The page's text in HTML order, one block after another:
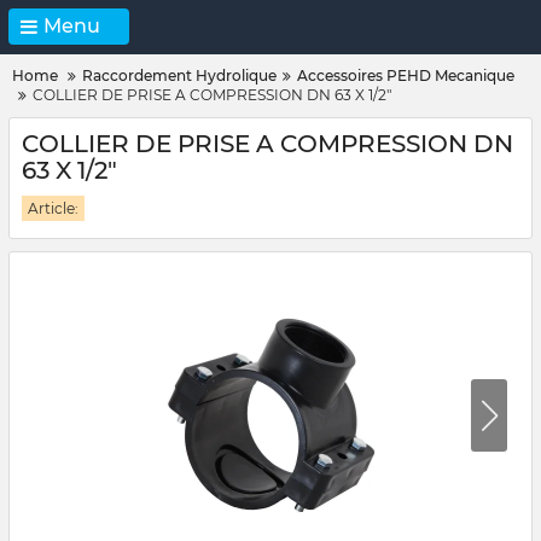
Menu
Home Raccordement Hydrolique
Accessoires PEHD Mecanique
COLLIER DE PRISE A COMPRESSION DN 63 X 1/2"
COLLIER DE PRISE A COMPRESSION DN
63 X 1/2"
Article: